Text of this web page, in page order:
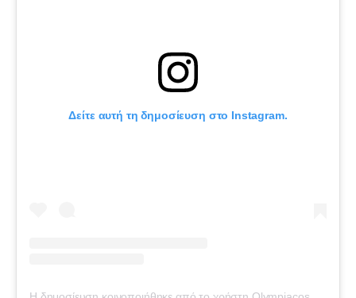
Δείτε αυτή τη δημοσίευση στο Instagram.